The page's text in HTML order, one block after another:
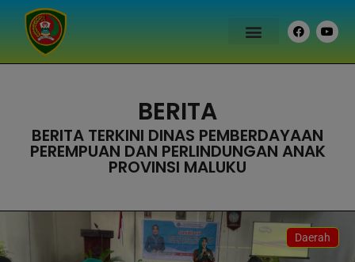
BERITA
BERITA TERKINI DINAS PEMBERDAYAAN
PEREMPUAN DAN PERLINDUNGAN ANAK
PROVINSI MALUKU
Daerah